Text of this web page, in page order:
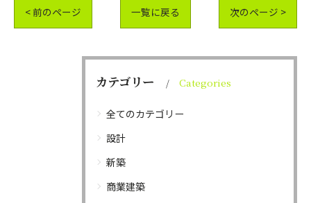
< 前のページ 一覧に戻る 次のページ >
カテゴリー Categories
全てのカテゴリー
設計
新築
商業建築